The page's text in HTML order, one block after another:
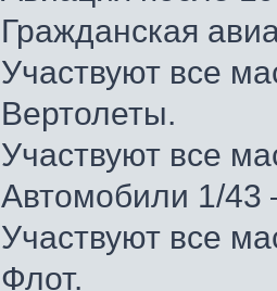
Гражданская
Участвуют все
Вертолеты.
Участвуют все
Автомобили 1/43
Участвуют все
Флот.